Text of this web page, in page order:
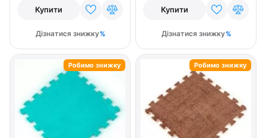
Купити
Дізнатися знижку
Купити
Дізнатися знижку
Робимо знижку Робимо знижку